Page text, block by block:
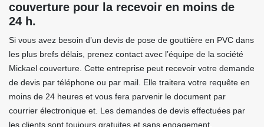
couverture pour la recevoir en moins de
24 h.
Si vous avez besoin d’un devis de pose de gouttière en PVC dans
les plus brefs délais, prenez contact avec l’équipe de la société
Mickael couverture. Cette entreprise peut recevoir votre demande
de devis par téléphone ou par mail. Elle traitera votre requête en
moins de 24 heures et vous fera parvenir le document par
courrier électronique et. Les demandes de devis effectuées par
les clients sont toujours gratuites et sans engagement.